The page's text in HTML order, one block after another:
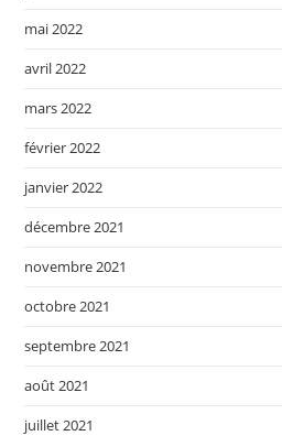
mai 2022
avril 2022
mars 2022
février 2022
janvier 2022
décembre 2021
novembre 2021
octobre 2021
septembre 2021
août 2021
juillet 2021